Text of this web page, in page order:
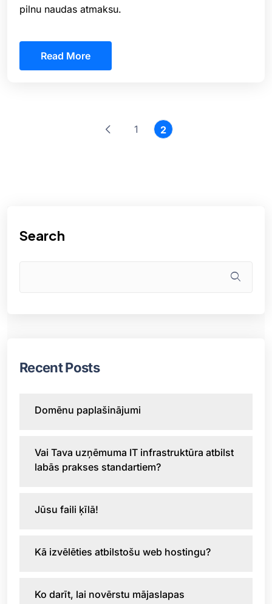
pilnu naudas atmaksu.
Read More
1 2
Search
Recent Posts
Domēnu paplašinājumi
Vai Tava uzņēmuma IT infrastruktūra atbilst
labās prakses standartiem?
Jūsu faili ķīlā!
Kā izvēlēties atbilstošu web hostingu?
Ko darīt, lai novērstu mājaslapas